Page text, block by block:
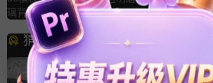
璃背景虚化标题排版
猜你喜欢